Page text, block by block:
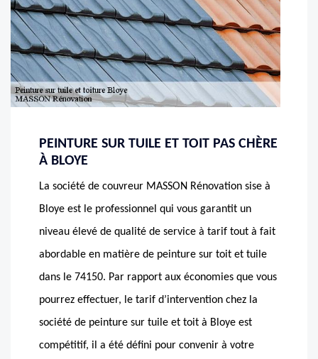
PEINTURE SUR TUILE ET TOIT PAS CHÈRE
À BLOYE
La société de couvreur MASSON Rénovation sise à
Bloye est le professionnel qui vous garantit un
niveau élevé de qualité de service à tarif tout à fait
abordable en matière de peinture sur toit et tuile
dans le 74150. Par rapport aux économies que vous
pourrez effectuer, le tarif d’intervention chez la
société de peinture sur tuile et toit à Bloye est
compétitif, il a été défini pour convenir à votre